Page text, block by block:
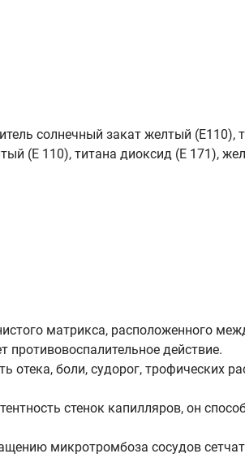
солнечный закат желтый
(Е 110), титана диоксид (Е 171),
матрикса, расположенного
противовоспалительное действие.
боли, судорог, трофических
стенок капилляров, он
микротромбоза сосудов